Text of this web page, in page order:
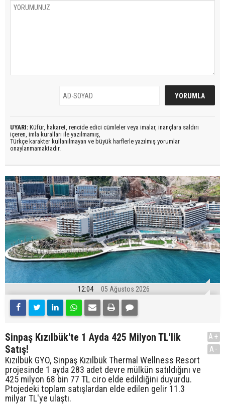
UYARI: Küfür, hakaret, rencide edici cümleler veya imalar, inançlara saldırı
içeren, imla kuralları ile yazılmamış,
Türkçe karakter kullanılmayan ve büyük harflerle yazılmış yorumlar
onaylanmamaktadır.
12:04 05 Ağustos 2026
Sinpaş Kızılbük'te 1 Ayda 425 Milyon TL'lik
Satış!
Kızılbük GYO, Sinpaş Kızılbük Thermal Wellness Resort
projesinde 1 ayda 283 adet devre mülkün satıldığını ve
425 milyon 68 bin 77 TL ciro elde edildiğini duyurdu.
Ptojedeki toplam satışlardan elde edilen gelir 11.3
milyar TL'ye ulaştı.
A+
A-